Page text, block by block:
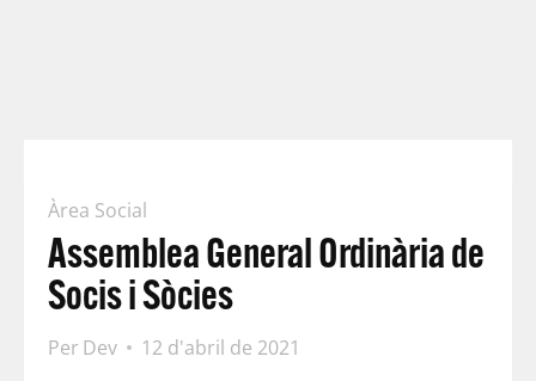
Àrea Social
Assemblea General Ordinària de
Socis i Sòcies
Per Dev
12 d'abril de 2021